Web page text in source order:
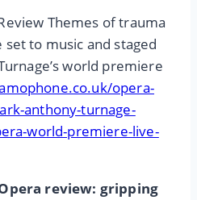
Themes of trauma
to music and staged
world premiere
opera-
anthony-turnage-
world-premiere-live-
review: gripping